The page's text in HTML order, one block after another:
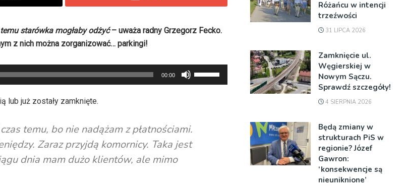
starówka mogłaby odżyć– uważa radny Grzegorz Fecko.
z nich można zorganizować… parkingi!
00:00
strzałek
lub już zostały zamknięte.
temu, bo nie nadążam z płatnościami.
Zaraz przyjdą komornicy. Taka jest
dnia mam dużo klientów, ale mimo
Różańcu w intencji
trzeźwości
31 LIPCA 2026
Zamknięcie ul.
Węgierskiej w
Nowym Sączu.
Sprawdź szczegóły!
4 SIERPNIA 2026
Będą zmiany w
strukturach PiS w
regionie? Józef
Gawron:
‘konsekwencje są
nieuniknione’